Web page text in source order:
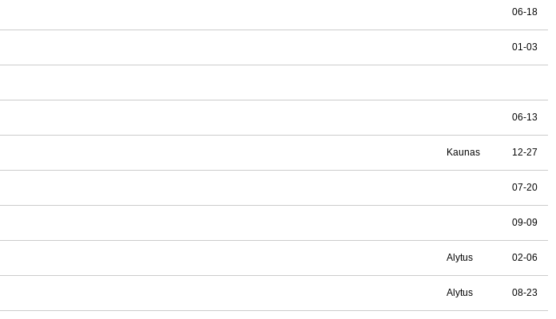
06-18
01-03
06-13
Kaunas 12-27
07-20
09-09
Alytus 02-06
Alytus 08-23